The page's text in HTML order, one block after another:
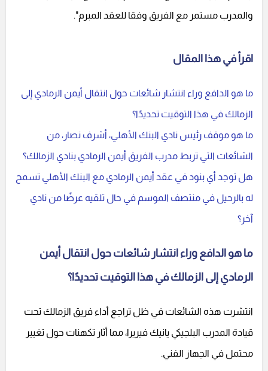
والمدرب مستمر مع الفريق وفقا للعقد المبرم".
اقرأ في هذا المقال
ما هو الدافع وراء انتشار شائعات حول انتقال أيمن الرمادي إلى
الزمالك في هذا التوقيت تحديدًا؟
ما هو موقف رئيس نادي البنك الأهلي، أشرف نصار، من
الشائعات التي تربط مدرب الفريق أيمن الرمادي بنادي الزمالك؟
هل توجد أي بنود في عقد أيمن الرمادي مع البنك الأهلي تسمح
له بالرحيل في منتصف الموسم في حال تلقيه عرضًا من نادي
آخر؟
ما هو الدافع وراء انتشار شائعات حول انتقال أيمن
الرمادي إلى الزمالك في هذا التوقيت تحديدًا؟
انتشرت هذه الشائعات في ظل تراجع أداء فريق الزمالك تحت
قيادة المدرب البلجيكي يانيك فيريرا، مما أثار تكهنات حول تغيير
محتمل في الجهاز الفني.